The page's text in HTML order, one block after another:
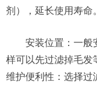
剂），延长使用寿命。
安装位置：一般
样可以先过滤掉毛发
维护便利性：选择过